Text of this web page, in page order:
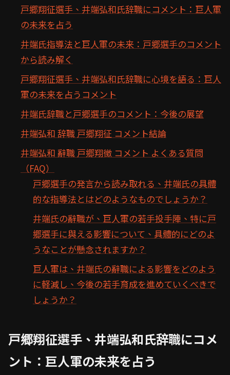
戸郷翔征選手、井端弘和氏辞職にコメント：巨人軍
の未来を占う
井端氏指導法と巨人軍の未来：戸郷選手のコメント
から読み解く
戸郷翔征選手、井端弘和氏辞職に心境を語る：巨人
軍の未来を占うコメント
井端氏辞職と戸郷選手のコメント：今後の展望
井端弘和 辞職 戸郷翔征 コメント結論
井端弘和 辭職 戸郷翔徵 コメント よくある質問
（FAQ）
戸郷選手の発言から読み取れる、井端氏の具體
的な指導法とはどのようなものでしょうか？
井端氏の辭職が、巨人軍の若手投手陣、特に戸
郷選手に與える影響について、具體的にどのよ
うなことが懸念されますか？
巨人軍は、井端氏の辭職による影響をどのよう
に軽減し、今後の若手育成を進めていくべきで
しょうか？
戸郷翔征選手、井端弘和氏辞職にコメ
ント：巨人軍の未来を占う